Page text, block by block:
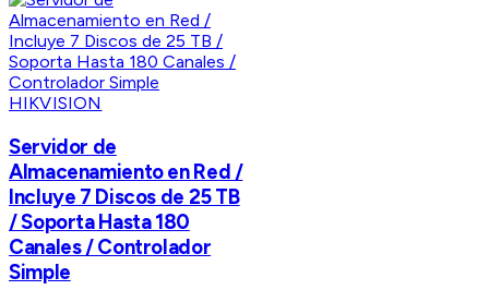
HIKVISION
Servidor de
Almacenamiento en Red /
Incluye 7 Discos de 25 TB
/ Soporta Hasta 180
Canales / Controlador
Simple